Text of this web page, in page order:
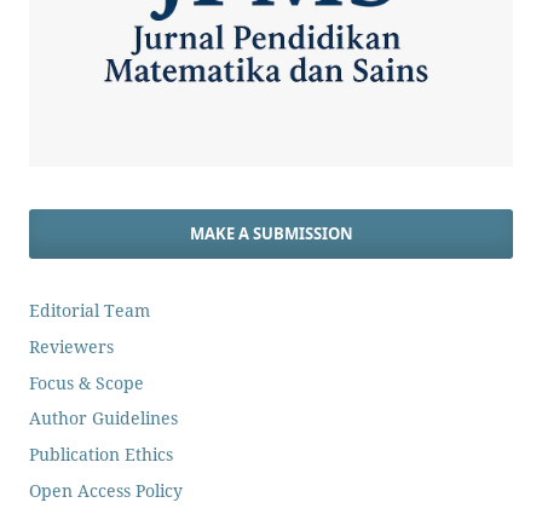
MAKE A SUBMISSION
Editorial Team
Reviewers
Focus & Scope
Author Guidelines
Publication Ethics
Open Access Policy